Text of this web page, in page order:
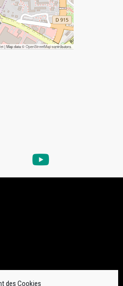
des Cookies
|Map data ©OpenStreetMapcontributors